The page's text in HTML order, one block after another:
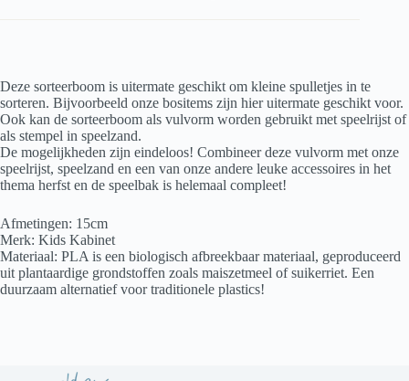
Deze sorteerboom is uitermate geschikt om kleine spulletjes in te
sorteren. Bijvoorbeeld onze bositems zijn hier uitermate geschikt voor.
Ook kan de sorteerboom als vulvorm worden gebruikt met speelrijst of
als stempel in speelzand.
De mogelijkheden zijn eindeloos! Combineer deze vulvorm met onze
speelrijst, speelzand en een van onze andere leuke accessoires in het
thema herfst en de speelbak is helemaal compleet!
Afmetingen: 15cm
Merk: Kids Kabinet
Materiaal: PLA is een biologisch afbreekbaar materiaal, geproduceerd
uit plantaardige grondstoffen zoals maiszetmeel of suikerriet. Een
duurzaam alternatief voor traditionele plastics!